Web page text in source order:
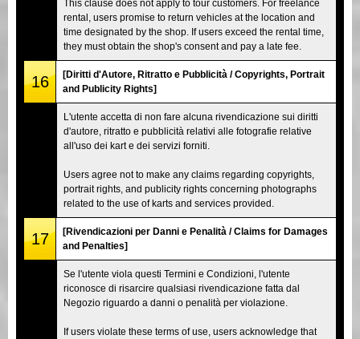
This clause does not apply to tour customers. For freelance
rental, users promise to return vehicles at the location and
time designated by the shop. If users exceed the rental time,
they must obtain the shop's consent and pay a late fee.
16
[Diritti d'Autore, Ritratto e Pubblicità / Copyrights, Portrait
and Publicity Rights]
L'utente accetta di non fare alcuna rivendicazione sui diritti
d'autore, ritratto e pubblicità relativi alle fotografie relative
all'uso dei kart e dei servizi forniti.
Users agree not to make any claims regarding copyrights,
portrait rights, and publicity rights concerning photographs
related to the use of karts and services provided.
17
[Rivendicazioni per Danni e Penalità / Claims for Damages
and Penalties]
Se l'utente viola questi Termini e Condizioni, l'utente
riconosce di risarcire qualsiasi rivendicazione fatta dal
Negozio riguardo a danni o penalità per violazione.
If users violate these terms of use, users acknowledge that